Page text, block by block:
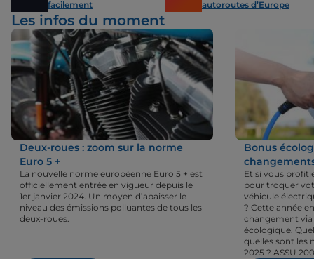
facilement
autoroutes d’Europe
Les infos du moment
Deux-roues : zoom sur la norme
Euro 5 +
La nouvelle norme européenne Euro 5 + est
officiellement entrée en vigueur depuis le
1er janvier 2024. Un moyen d’abaisser le
niveau des émissions polluantes de tous les
deux-roues.
Bonus
Et si vous
pour troquer
véhicule
? Cette année
changement
écologique.
quelles sont les
2025 ? ASSU